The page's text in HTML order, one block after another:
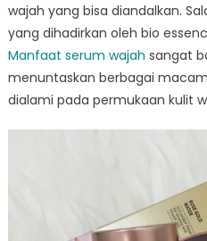
wajah yang bisa diandalkan.
yang dihadirkan oleh bio
Manfaat serum wajah sangat
menuntaskan berbagai
dialami pada permukaan kulit